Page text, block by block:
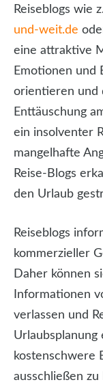
Reiseblogs wie
und-weit.de
eine attraktive
Emotionen und
orientieren und
Enttäuschung
ein insolventer
mangelhafte
Reise-Blogs
den Urlaub
Reiseblogs
kommerzieller
Daher können
Informationen
verlassen und
kostenschwere
ausschließen zu